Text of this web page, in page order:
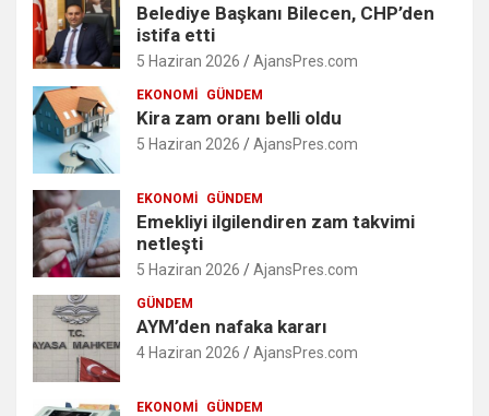
Belediye Başkanı Bilecen, CHP’den
istifa etti
5 Haziran 2026 AjansPres.com
EKONOMI GÜNDEM
Kira zam oranı belli oldu
5 Haziran 2026 AjansPres.com
EKONOMI GÜNDEM
Emekliyi ilgilendiren zam takvimi
netleşti
5 Haziran 2026 AjansPres.com
GÜNDEM
AYM’den nafaka kararı
4 Haziran 2026 AjansPres.com
EKONOMI GÜNDEM